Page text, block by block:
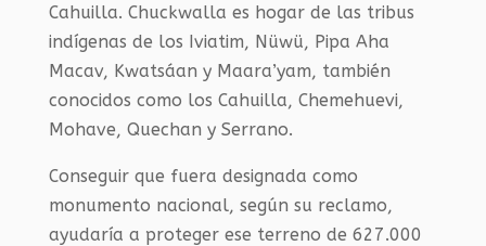
Cahuilla. Chuckwalla es hogar de las tribus
indígenas de los Iviatim, Nüwü, Pipa Aha
Macav, Kwatsáan y Maara’yam, también
conocidos como los Cahuilla, Chemehuevi,
Mohave, Quechan y Serrano.
Conseguir que fuera designada como
monumento nacional, según su reclamo,
ayudaría a proteger ese terreno de 627.000